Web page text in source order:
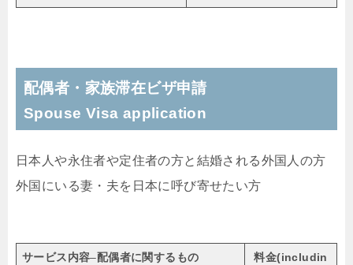
配偶者・家族滞在ビザ申請
Spouse Visa application
日本人や永住者や定住者の方と結婚される外国人の方
外国にいる妻・夫を日本に呼び寄せたい方
サービス内容–配偶者に関するもの 料金(includin